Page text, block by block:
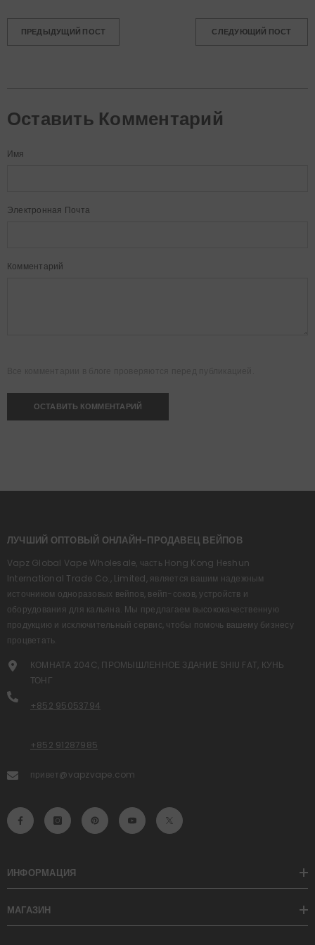
ПРЕДЫДУЩИЙ ПОСТ СЛЕДУЮЩИЙ ПОСТ
Оставить Комментарий
Имя
Электронная Почта
Комментарий
ЛУЧШИЙ ОПТОВЫЙ ОНЛАЙН-ПРОДАВЕЦ ВЕЙПОВ
Vapz Global Vape Wholesale, часть Hong Kong Heshun
International Trade Co., Limited, является вашим надежным
источником одноразовых вейпов, вейп-соков, устройств и
оборудования для кальяна. Мы предлагаем высококачественную
продукцию и исключительный сервис, чтобы помочь вашему бизнесу
процветать.
КОМНАТА 204C, ПРОМЫШЛЕННОЕ ЗДАНИЕ SHIU FAT, КУНЬ
ТОНГ
+852 95053794
+852 91287985
привет@vapzvape.com
ИНФОРМАЦИЯ
МАГАЗИН